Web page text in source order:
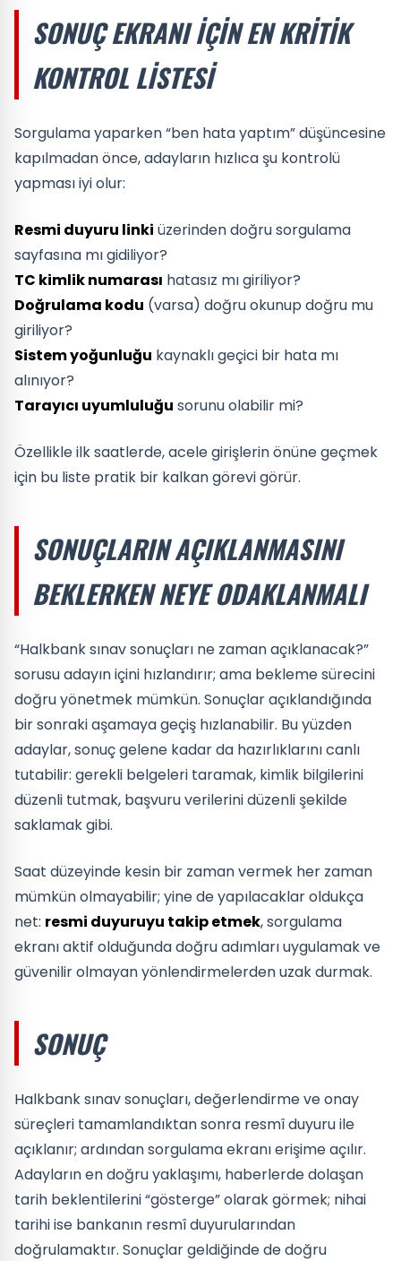
SONUÇ EKRANI IÇIN EN KRITIK
KONTROL LISTESI
Sorgulama yaparken “ben hata yaptım” düşüncesine
kapılmadan önce, adayların hızlıca şu kontrolü
yapması iyi olur:
Resmi duyuru linki üzerinden doğru sorgulama
sayfasına mı gidiliyor?
TC kimlik numarası hatasız mı giriliyor?
Doğrulama kodu (varsa) doğru okunup doğru mu
giriliyor?
Sistem yoğunluğu kaynaklı geçici bir hata mı
alınıyor?
Tarayıcı uyumluluğu sorunu olabilir mi?
Özellikle ilk saatlerde, acele girişlerin önüne geçmek
için bu liste pratik bir kalkan görevi görür.
SONUÇLARIN AÇIKLANMASINI
BEKLERKEN NEYE ODAKLANMALI
“Halkbank sınav sonuçları ne zaman açıklanacak?”
sorusu adayın içini hızlandırır; ama bekleme sürecini
doğru yönetmek mümkün. Sonuçlar açıklandığında
bir sonraki aşamaya geçiş hızlanabilir. Bu yüzden
adaylar, sonuç gelene kadar da hazırlıklarını canlı
tutabilir: gerekli belgeleri taramak, kimlik bilgilerini
düzenli tutmak, başvuru verilerini düzenli şekilde
saklamak gibi.
Saat düzeyinde kesin bir zaman vermek her zaman
mümkün olmayabilir; yine de yapılacaklar oldukça
net: resmi duyuruyu takip etmek, sorgulama
ekranı aktif olduğunda doğru adımları uygulamak ve
güvenilir olmayan yönlendirmelerden uzak durmak.
SONUÇ
Halkbank sınav sonuçları, değerlendirme ve onay
süreçleri tamamlandıktan sonra resmî duyuru ile
açıklanır; ardından sorgulama ekranı erişime açılır.
Adayların en doğru yaklaşımı, haberlerde dolaşan
tarih beklentilerini “gösterge” olarak görmek; nihai
tarihi ise bankanın resmî duyurularından
doğrulamaktır. Sonuçlar geldiğinde de doğru